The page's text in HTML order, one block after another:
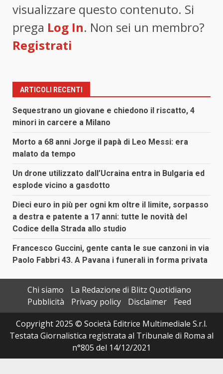
visualizzare questo contenuto. Si
prega Log In. Non sei un membro?
Registrati
ARTICOLI RECENTI
Sequestrano un giovane e chiedono il riscatto, 4
minori in carcere a Milano
Morto a 68 anni Jorge il papà di Leo Messi: era
malato da tempo
Un drone utilizzato dall’Ucraina entra in Bulgaria ed
esplode vicino a gasdotto
Dieci euro in più per ogni km oltre il limite, sorpasso
a destra e patente a 17 anni: tutte le novità del
Codice della Strada allo studio
Francesco Guccini, gente canta le sue canzoni in via
Paolo Fabbri 43. A Pavana i funerali in forma privata
Chi siamo
La Redazione di Blitz Quotidiano
Pubblicità
Privacy policy Disclaimer
Feed
Copyright 2025 © Società Editrice Multimediale S.r.l.
Testata Giornalistica registrata al Tribunale di Roma al
n°805 del 14/12/2021